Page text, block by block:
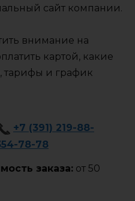
сайт компании.
внимание на
картой, какие
тарифы и график
+7 (391) 219-88-
78-78
заказа: от 50